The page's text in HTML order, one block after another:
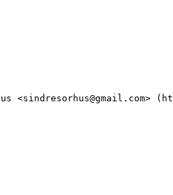
<sindresorhus@gmail.com>